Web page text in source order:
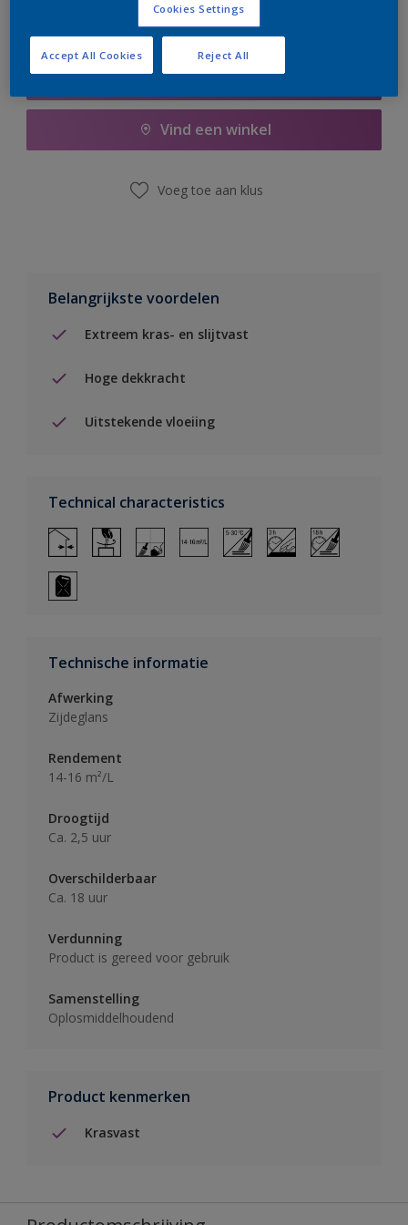
Boodschappenlijst
Vind een winkel
Voeg toe aan klus
Belangrijkste voordelen
Extreem kras- en slijtvast
Hoge dekkracht
Uitstekende vloeiing
Technical characteristics
Technische informatie
Afwerking
Zijdeglans
Rendement
14-16 m²/L
Droogtijd
Ca. 2,5 uur
Overschilderbaar
Ca. 18 uur
Verdunning
Product is gereed voor gebruik
Samenstelling
Oplosmiddelhoudend
Product kenmerken
Krasvast
Cookies Settings
Reject All
Accept All Cookies